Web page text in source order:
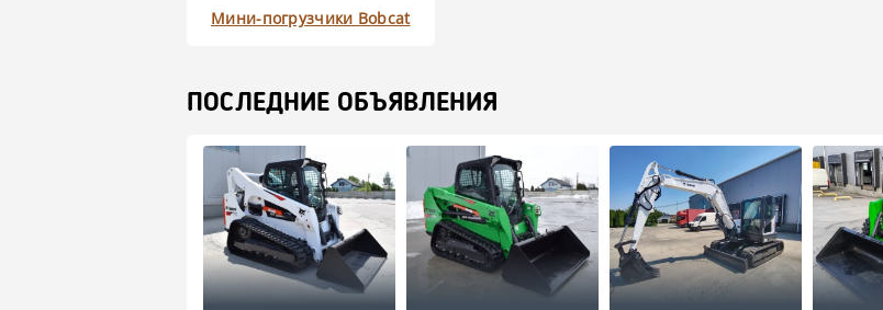
Мини-погрузчики Bobcat
ПОСЛЕДНИЕ ОБЪЯВЛЕНИЯ